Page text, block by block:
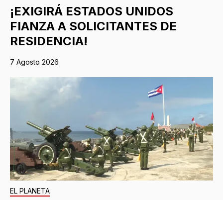
¡EXIGIRÁ ESTADOS UNIDOS
FIANZA A SOLICITANTES DE
RESIDENCIA!
7 Agosto 2026
EL PLANETA